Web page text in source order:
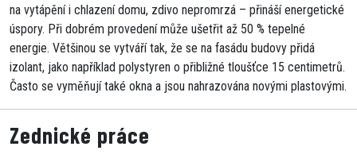
na vytápění i chlazení domu, zdivo nepromrzá – přináší energetické
úspory. Při dobrém provedení může ušetřit až 50 % tepelné
energie. Většinou se vytváří tak, že se na fasádu budovy přidá
izolant, jako například polystyren o přibližné tloušťce 15 centimetrů.
Často se vyměňují také okna a jsou nahrazována novými plastovými.
Zednické práce